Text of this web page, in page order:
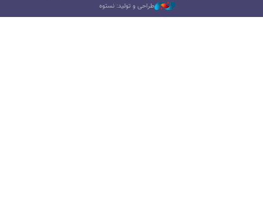
طراحی و تولید: نستوه